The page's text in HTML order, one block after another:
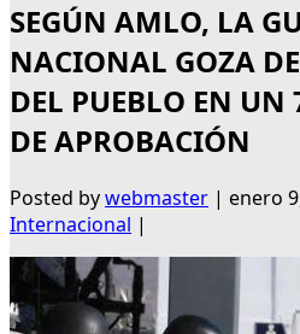
SEGÚN AMLO, LA
NACIONAL GOZA
DEL PUEBLO EN UN
DE APROBACIÓN
Posted bywebmaster | enero
Internacional |